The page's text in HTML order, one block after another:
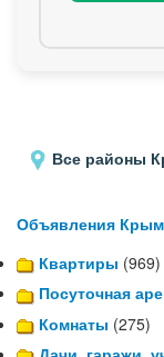
Все районы
Объявления
Квартиры (969)
Посуточная
Комнаты (275)